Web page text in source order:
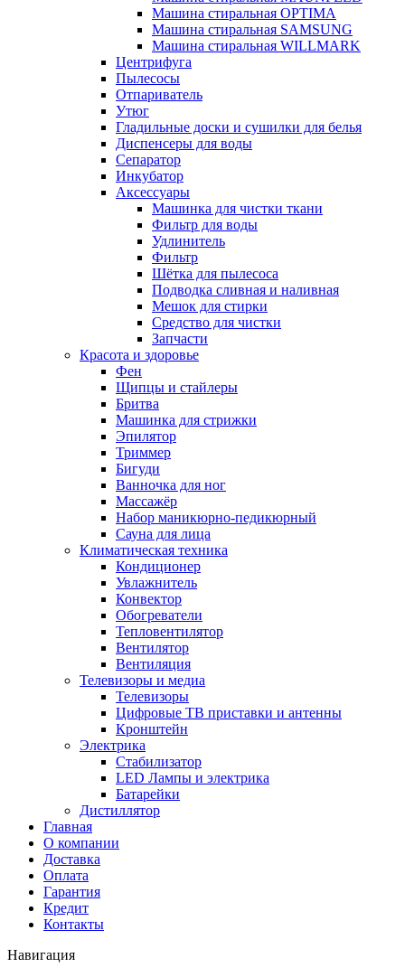
Машина стиральная OPTIMA
Машина стиральная SAMSUNG
Машина стиральная WILLMARK
Центрифуга
Пылесосы
Отпариватель
Утюг
Гладильные доски и сушилки для белья
Диспенсеры для воды
Сепаратор
Инкубатор
Аксессуары
Машинка для чистки ткани
Фильтр для воды
Удлинитель
Фильтр
Шётка для пылесоса
Подводка сливная и наливная
Мешок для стирки
Средство для чистки
Запчасти
Красота и здоровье
Фен
Щипцы и стайлеры
Бритва
Машинка для стрижки
Эпилятор
Триммер
Бигуди
Ванночка для ног
Массажёр
Набор маникюрно-педикюрный
Сауна для лица
Климатическая техника
Кондиционер
Увлажнитель
Конвектор
Обогреватели
Тепловентилятор
Вентилятор
Вентиляция
Телевизоры и медиа
Телевизоры
Цифровые ТВ приставки и антенны
Кронштейн
Электрика
Стабилизатор
LED Лампы и электрика
Батарейки
Дистиллятор
Главная
О компании
Доставка
Оплата
Гарантия
Кредит
Контакты
Навигация